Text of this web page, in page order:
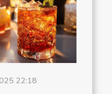
22:18